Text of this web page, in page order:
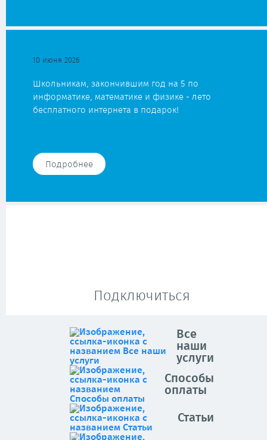
10 июня 2026
Школьникам, закончившим год на 5 по
информатике, математике и физике - лето
бесплатного интернета в подарок!
Подробнее
Подключиться
Все
наши
услуги
Способы
оплаты
Статьи